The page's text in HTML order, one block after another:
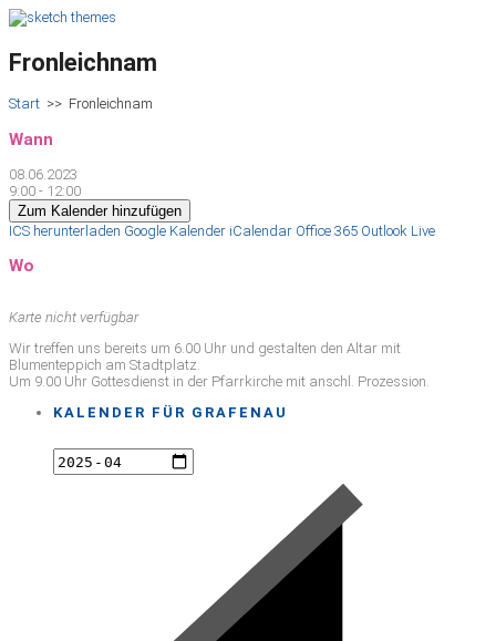
Fronleichnam
Start >> Fronleichnam
Wann
08.06.2023
9:00 - 12:00
Zum Kalender hinzufügen
ICS herunterladen Google Kalender iCalendar Office 365 Outlook Live
Wo
Karte nicht verfügbar
Wir treffen uns bereits um 6.00 Uhr und gestalten den Altar mit
Blumenteppich am Stadtplatz.
Um 9.00 Uhr Gottesdienst in der Pfarrkirche mit anschl. Prozession.
KALENDER FÜR GRAFENAU